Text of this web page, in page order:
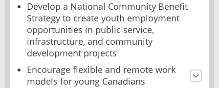
Develop a National Community Benefit
Strategy to create youth employment
opportunities in public service,
infrastructure, and community
development projects
Encourage flexible and remote work
models for young Canadians